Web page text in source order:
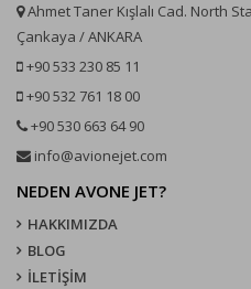
Ahmet Taner Kışlalı Cad. North
Çankaya / ANKARA
+90 533 230 85 11
+90 532 761 18 00
+90 530 663 64 90
info@avionejet.com
NEDEN AVONE JET?
HAKKIMIZDA
BLOG
İLETİŞİM